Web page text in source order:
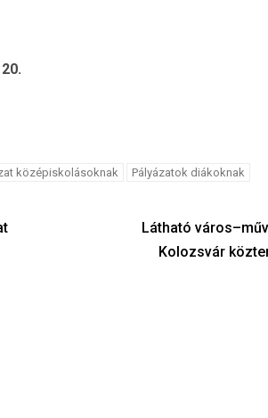
középiskolásoknak Pályázatok diákoknak
Látható
Kolozsvár